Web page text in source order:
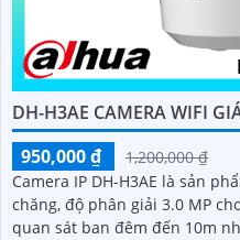
DH-H3AE CAMERA WIFI
950,000 ₫
1,200,000 ₫
Camera IP DH-H3AE là sản
chăng, độ phân giải 3.0 MP
quan sát ban đêm đến 10m